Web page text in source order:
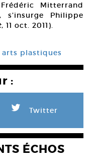
Mitterrand
Philippe
, 11 oct. 2011).
arts plastiques
:
L Twitter
ÉCHOS